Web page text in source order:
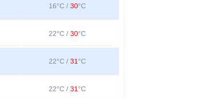
16°C /30°C
22°C /30°C
22°C /31 °C
22°C /31 °C